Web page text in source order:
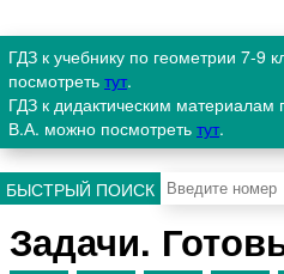
ГДЗ к учебнику по геометрии 7-9
посмотреть тут.
ГДЗ к дидактическим материалам
В.А. можно посмотреть тут.
БЫСТРЫЙ ПОИСК
Задачи.